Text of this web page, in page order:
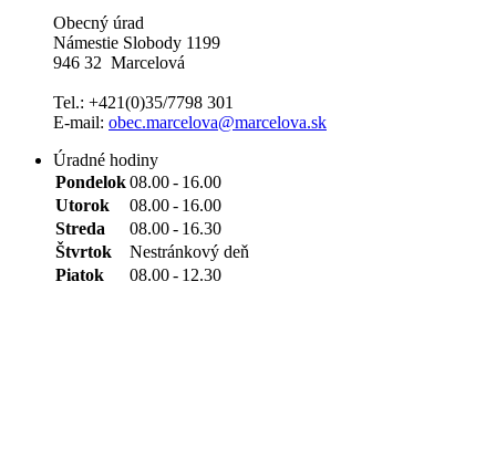
Obecný úrad
Námestie Slobody 1199
946 32 Marcelová
Tel.: +421(0)35/7798 301
E-mail: obec.marcelova@marcelova.sk
Úradné hodiny
Pondelok08.00- 16.00
Utorok
08.00- 16.00
Streda
08.00- 16.30
Štvrtok
Nestránkový deň
Piatok
08.00- 12.30